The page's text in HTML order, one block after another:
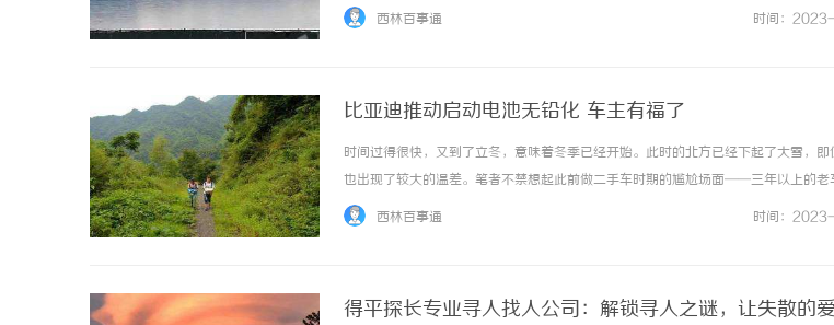
欧宝朗驰、欧宝米缇、美纳居品、欧宝博巢、欧宝北境、欧宝缇美、欧宝森舍等九大
西林百事通 时间：
比亚迪推动启动电池无铅化 车主有福了
时间过得很快，又到了立冬，意味着冬季已经开始。此时的北方已经下起了大雪，
也出现了较大的温差。笔者不禁想起此前做二手车时期的尴尬场面——三年以上的老
的老车，在室外经过一晚的冷风洗礼，早上不能着车的概率很高。过江龙、启动宝
西林百事通 时间：
得平探长专业寻人找人公司：解锁寻人之谜，让失散的爱